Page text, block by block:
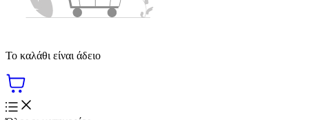
Το καλάθι είναι άδειο